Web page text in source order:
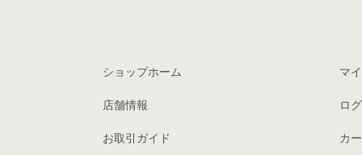
ショップホーム
店舗情報
お取引ガイド
マ
ロ
カ